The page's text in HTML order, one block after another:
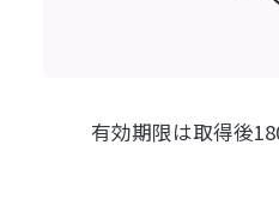
有効期限は取得後